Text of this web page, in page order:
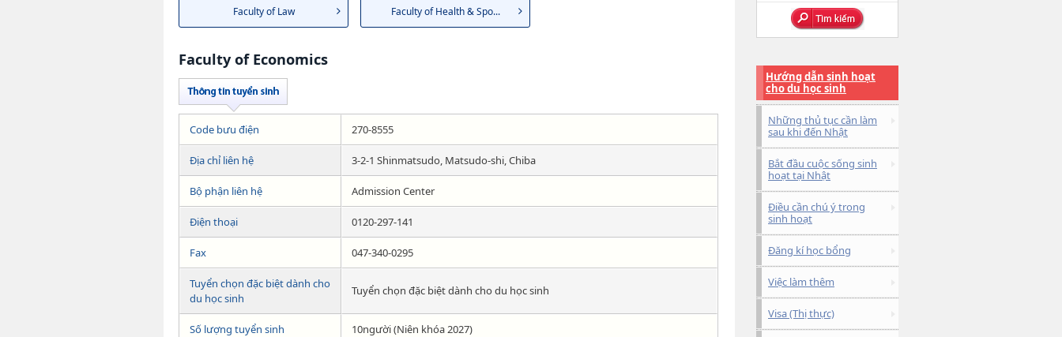
Faculty of Law Faculty of Health & Spo...
Faculty of Economics
Code bưu điện 270-8555
Địa chỉ liên hệ 3-2-1 Shinmatsudo, Matsudo-shi, Chiba
Bộ phận liên hệ Admission Center
Điện thoại 0120-297-141
Fax 047-340-0295
Tuyển chọn đặc biệt dành cho
du học sinh
Tuyển chọn đặc biệt dành cho du học sinh
Số lượng tuyển sinh 10người (Niên khóa 2027)
Hướng dẫn sinh hoạt
cho du học sinh
Những thủ tục cần làm
sau khi đến Nhật
Bắt đầu cuộc sống sinh
hoạt tại Nhật
Điều cần chú ý trong
sinh hoạt
Đăng kí học bổng
Việc làm thêm
Visa (Thị thực)